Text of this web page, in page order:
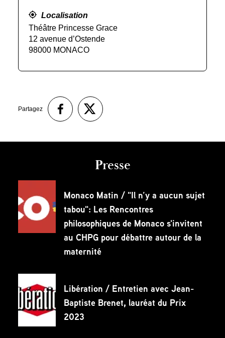
Localisation
Théâtre Princesse Grace
12 avenue d’Ostende
98000 MONACO
Partagez
Presse
Monaco Matin / "Il n’y a aucun sujet
tabou": Les Rencontres
philosophiques de Monaco s'invitent
au CHPG pour débattre autour de la
maternité
Libération / Entretien avec Jean-
Baptiste Brenet, lauréat du Prix
2023